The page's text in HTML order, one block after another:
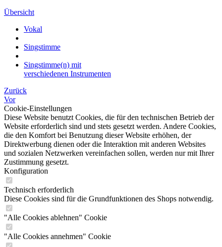
Übersicht
Vokal
Singstimme
Singstimme(n) mit
verschiedenen Instrumenten
Zurück
Vor
Cookie-Einstellungen
Diese Website benutzt Cookies, die für den technischen Betrieb der
Website erforderlich sind und stets gesetzt werden. Andere Cookies,
die den Komfort bei Benutzung dieser Website erhöhen, der
Direktwerbung dienen oder die Interaktion mit anderen Websites
und sozialen Netzwerken vereinfachen sollen, werden nur mit Ihrer
Zustimmung gesetzt.
Konfiguration
Technisch erforderlich
Diese Cookies sind für die Grundfunktionen des Shops notwendig.
"Alle Cookies ablehnen" Cookie
"Alle Cookies annehmen" Cookie